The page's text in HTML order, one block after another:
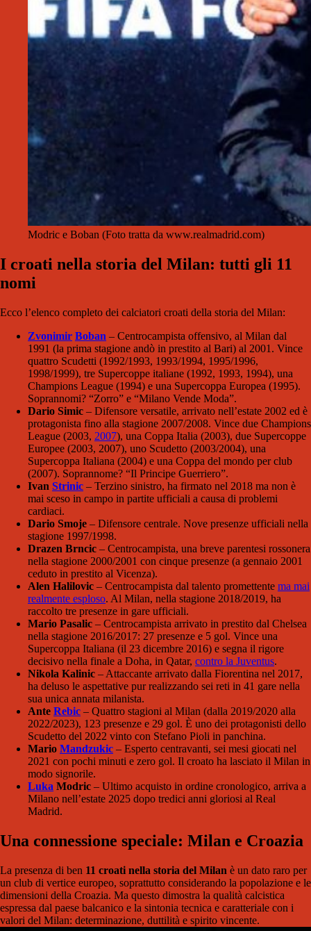
Modric e Boban (Foto tratta da www.realmadrid.com)
I croati nella storia del Milan: tutti gli 11
nomi
Ecco l’elenco completo dei calciatori croati della storia del Milan:
Zvonimir Boban – Centrocampista offensivo, al Milan dal
1991 (la prima stagione andò in prestito al Bari) al 2001. Vince
quattro Scudetti (1992/1993, 1993/1994, 1995/1996,
1998/1999), tre Supercoppe italiane (1992, 1993, 1994), una
Champions League (1994) e una Supercoppa Europea (1995).
Soprannomi? “Zorro” e “Milano Vende Moda”.
Dario Simic – Difensore versatile, arrivato nell’estate 2002 ed è
protagonista fino alla stagione 2007/2008. Vince due Champions
League (2003, 2007), una Coppa Italia (2003), due Supercoppe
Europee (2003, 2007), uno Scudetto (2003/2004), una
Supercoppa Italiana (2004) e una Coppa del mondo per club
(2007). Soprannome? “Il Principe Guerriero”.
Ivan Strinic – Terzino sinistro, ha firmato nel 2018 ma non è
mai sceso in campo in partite ufficiali a causa di problemi
cardiaci.
Dario Smoje – Difensore centrale. Nove presenze ufficiali nella
stagione 1997/1998.
Drazen Brncic – Centrocampista, una breve parentesi rossonera
nella stagione 2000/2001 con cinque presenze (a gennaio 2001
ceduto in prestito al Vicenza).
Alen Halilovic – Centrocampista dal talento promettente ma mai
realmente esploso. Al Milan, nella stagione 2018/2019, ha
raccolto tre presenze in gare ufficiali.
Mario Pasalic – Centrocampista arrivato in prestito dal Chelsea
nella stagione 2016/2017: 27 presenze e 5 gol. Vince una
Supercoppa Italiana (il 23 dicembre 2016) e segna il rigore
decisivo nella finale a Doha, in Qatar, contro la Juventus.
Nikola Kalinic – Attaccante arrivato dalla Fiorentina nel 2017,
ha deluso le aspettative pur realizzando sei reti in 41 gare nella
sua unica annata milanista.
Ante Rebic – Quattro stagioni al Milan (dalla 2019/2020 alla
2022/2023), 123 presenze e 29 gol. È uno dei protagonisti dello
Scudetto del 2022 vinto con Stefano Pioli in panchina.
Mario Mandzukic – Esperto centravanti, sei mesi giocati nel
2021 con pochi minuti e zero gol. Il croato ha lasciato il Milan in
modo signorile.
Luka Modric – Ultimo acquisto in ordine cronologico, arriva a
Milano nell’estate 2025 dopo tredici anni gloriosi al Real
Madrid.
Una connessione speciale: Milan e Croazia
La presenza di ben 11 croati nella storia del Milan è un dato raro per
un club di vertice europeo, soprattutto considerando la popolazione e le
dimensioni della Croazia. Ma questo dimostra la qualità calcistica
espressa dal paese balcanico e la sintonia tecnica e caratteriale con i
valori del Milan: determinazione, duttilità e spirito vincente.